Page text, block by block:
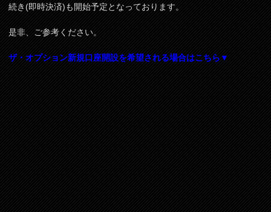
続き(即時決済)も開始予定となっております。
是非、ご参考ください。
ザ・オプション新規口座開設を希望される場合はこちら▼